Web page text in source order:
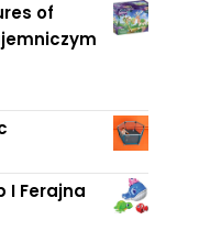
of
I Ferajna